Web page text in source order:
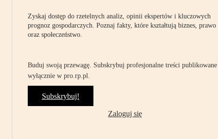
Zyskaj dostęp do rzetelnych analiz, opinii ekspertów i kluczowych
prognoz gospodarczych. Poznaj fakty, które kształtują biznes, prawo
oraz społeczeństwo.
Buduj swoją przewagę. Subskrybuj profesjonalne treści publikowane
wyłącznie w pro.rp.pl.
Subskrybuj!
Zaloguj się